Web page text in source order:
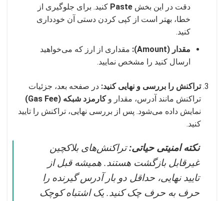
دقت در این بخش Paste کنید. برای جلوگیری از
خطا، بهتر است از کپی کردن دستی آن خودداری
کنید.
مقدار (Amount):
مقداری از ارز که می‌خواهید
ارسال کنید را مشخص نمایید.
تراکنش را بررسی و نهایی کنید: در صفحه بعد، جزئیات
تراکنش مانند آدرس، مقدار وکارمزد شبکه (Gas Fee)
نمایش داده می‌شود. پس از بررسی نهایی، تراکنش را تایید
کنید.
نکته امنیتی حیاتی:تراکنش‌های بلاکچین
غیرقابل بازگشت هستند. همیشه قبل از
تایید نهایی، حداقل دو بار آدرس گیرنده را
حرف به حرف چک کنید. یک اشتباه کوچک